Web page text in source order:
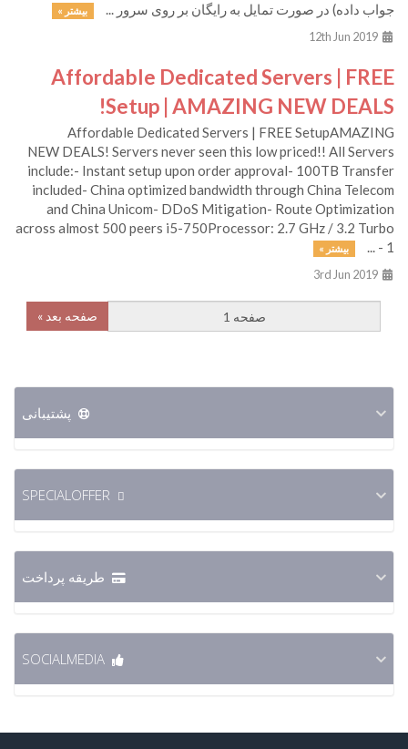
جواب داده) در صورت تمایل به رایگان بر روی سرور ...
بیشتر »
Affordable Dedicated Servers | FREE
Setup | AMAZING NEW DEALS!
Affordable Dedicated Servers | FREE SetupAMAZING
NEW DEALS! Servers never seen this low priced!! All Servers
include:- Instant setup upon order approval- 100TB Transfer
included- China optimized bandwidth through China Telecom
and China Unicom- DDoS Mitigation- Route Optimization
across almost 500 peers i5-750Processor: 2.7 GHz / 3.2 Turbo
- 1 ...
بیشتر »
صفحه بعد »
پشتیبانی
طریقه پرداخت